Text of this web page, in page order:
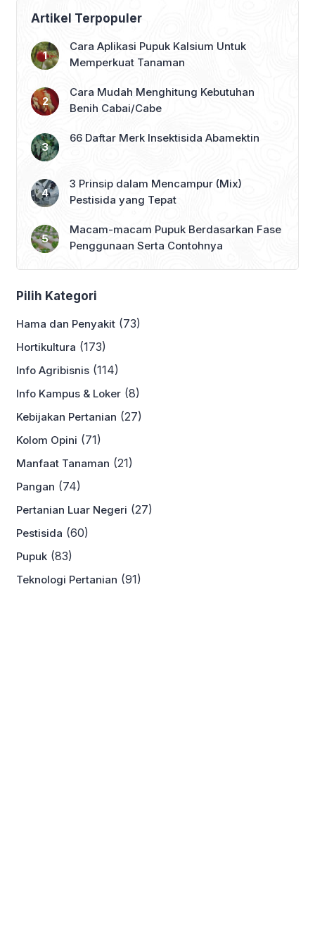
Artikel Terpopuler
Cara Aplikasi Pupuk Kalsium Untuk
Memperkuat Tanaman
Cara Mudah Menghitung Kebutuhan
Benih Cabai/Cabe
66 Daftar Merk Insektisida Abamektin
3 Prinsip dalam Mencampur (Mix)
Pestisida yang Tepat
Macam-macam Pupuk Berdasarkan Fase
Penggunaan Serta Contohnya
Pilih Kategori
Hama dan Penyakit (73)
Hortikultura (173)
Info Agribisnis (114)
Info Kampus & Loker (8)
Kebijakan Pertanian (27)
Kolom Opini (71)
Manfaat Tanaman (21)
Pangan (74)
Pertanian Luar Negeri (27)
Pestisida (60)
Pupuk (83)
Teknologi Pertanian (91)